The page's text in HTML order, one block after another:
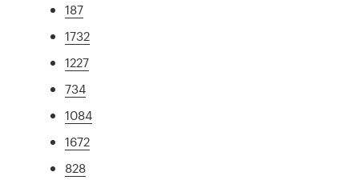
187
1732
1227
734
1084
1672
828